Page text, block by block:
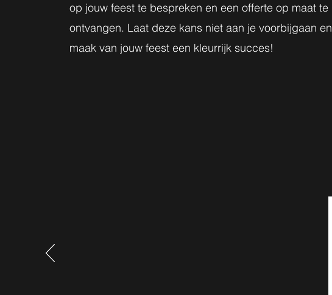
op jouw feest te bespreken en een offerte op maat te
ontvangen. Laat deze kans niet aan je voorbijgaan en
maak van jouw feest een kleurrijk succes!